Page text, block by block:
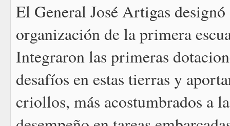
El General José Artigas
organización de la primera
Integraron las primeras
desafíos en estas tierras y
criollos, más acostumbrados a